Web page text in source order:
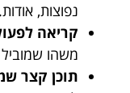
נפוצות, אודות.
קריאה
משהו
תוכן קצר